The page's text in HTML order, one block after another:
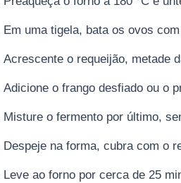
Em uma tigela, bata os ovos
Acrescente o requeijão, metade
Adicione o frango desfiado ou o
Misture o fermento por último,
Despeje na forma, cubra com o
Leve ao forno por cerca de 25